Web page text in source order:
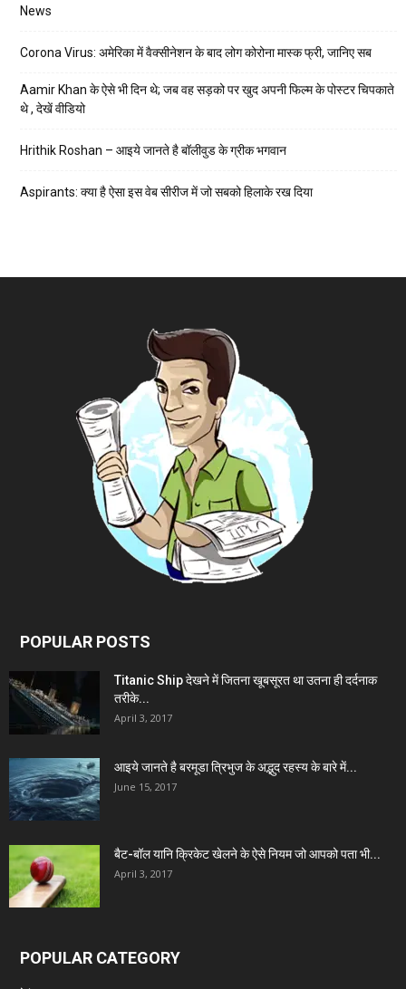
News
Corona Virus: अमेरिका में वैक्सीनेशन के बाद लोग कोरोना मास्क फ्री, जानिए सब
Aamir Khan के ऐसे भी दिन थे; जब वह सड़को पर खुद अपनी फिल्म के पोस्टर चिपकाते
थे , देखें वीडियो
Hrithik Roshan – आइये जानते है बॉलीवुड के ग्रीक भगवान
Aspirants: क्या है ऐसा इस वेब सीरीज में जो सबको हिलाके रख दिया
POPULAR POSTS
Titanic Ship देखने में जितना खूबसूरत था उतना ही दर्दनाक
तरीके...
April 3, 2017
आइये जानते है बरमूडा त्रिभुज के अद्भुद रहस्य के बारे में...
June 15, 2017
बैट-बॉल यानि क्रिकेट खेलने के ऐसे नियम जो आपको पता भी...
April 3, 2017
POPULAR CATEGORY